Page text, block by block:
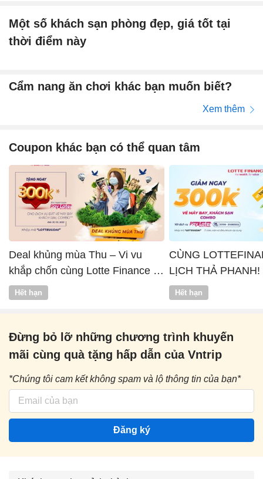
Một số khách sạn phòng đẹp, giá tốt tại
thời điểm này
Cẩm nang ăn chơi khác bạn muốn biết?
Xem thêm
Coupon khác bạn có thể quan tâm
Deal khủng mùa Thu – Vi vu
khắp chốn cùng Lotte Finance x
Vntrip
Hết hạn
CÙNG
LỊCH THẢ PHANH!
Hết hạn
Đừng bỏ lỡ những chương trình khuyến
mãi cùng quà tặng hấp dẫn của Vntrip
*Chúng tôi cam kết không spam và lộ thông tin của bạn*
Đăng ký